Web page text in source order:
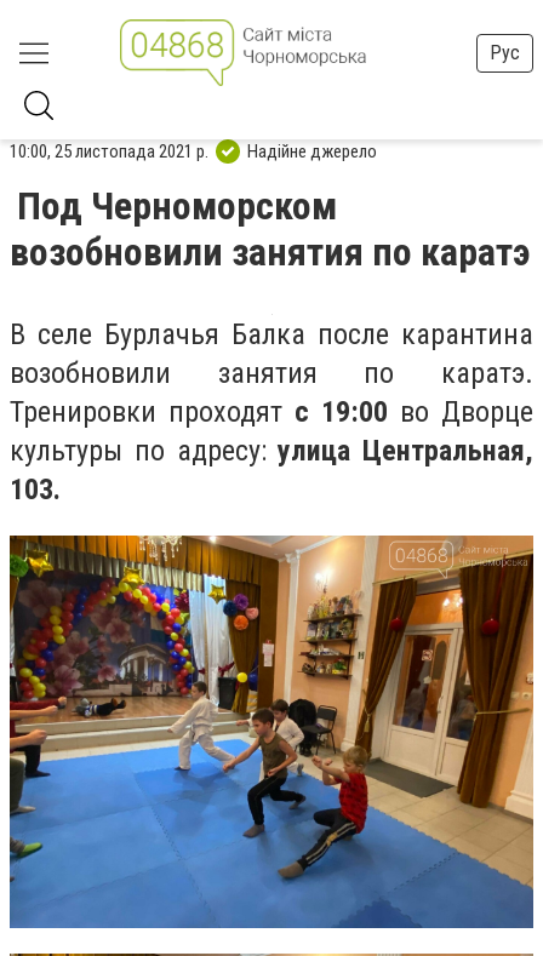
Рус
10:00, 25 листопада 2021 р. Надійне джерело
Под Черноморском
возобновили занятия по каратэ
В селе Бурлачья Балка после карантина
возобновили занятия по каратэ.
Тренировки проходят с 19:00 во Дворце
культуры по адресу:улица Центральная,
103.